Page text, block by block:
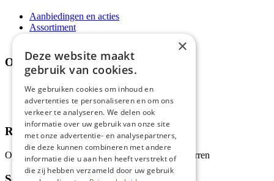
Aanbiedingen en acties
Assortiment
Over ons
Wie zijn wij?
Recepten
Tips
Recensies
Onze klanten waarderen ons met 4.9 van de 5 sterren
×
Deze website maakt
gebruik van cookies.
We gebruiken cookies om inhoud en
advertenties te personaliseren en om ons
verkeer te analyseren. We delen ook
informatie over uw gebruik van onze site
met onze advertentie- en analysepartners,
die deze kunnen combineren met andere
informatie die u aan hen heeft verstrekt of
die zij hebben verzameld door uw gebruik